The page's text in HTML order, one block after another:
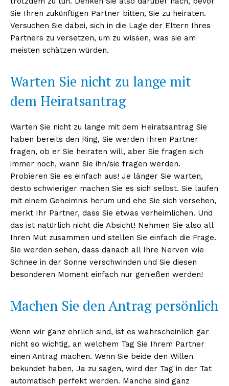
Sie Ihren zukünftigen Partner bitten, Sie zu heiraten.
Versuchen Sie dabei, sich in die Lage der Eltern Ihres
Partners zu versetzen, um zu wissen, was sie am
meisten schätzen würden.
Warten Sie nicht zu lange mit
dem Heiratsantrag
Warten Sie nicht zu lange mit dem Heiratsantrag Sie
haben bereits den Ring, Sie werden Ihren Partner
fragen, ob er Sie heiraten will, aber Sie fragen sich
immer noch, wann Sie ihn/sie fragen werden.
Probieren Sie es einfach aus! Je länger Sie warten,
desto schwieriger machen Sie es sich selbst. Sie laufen
mit einem Geheimnis herum und ehe Sie sich versehen,
merkt Ihr Partner, dass Sie etwas verheimlichen. Und
das ist natürlich nicht die Absicht! Nehmen Sie also all
Ihren Mut zusammen und stellen Sie einfach die Frage.
Sie werden sehen, dass danach all Ihre Nerven wie
Schnee in der Sonne verschwinden und Sie diesen
besonderen Moment einfach nur genießen werden!
Machen Sie den Antrag persönlich
Wenn wir ganz ehrlich sind, ist es wahrscheinlich gar
nicht so wichtig, an welchem Tag Sie Ihrem Partner
einen Antrag machen. Wenn Sie beide den Willen
bekundet haben, Ja zu sagen, wird der Tag in der Tat
automatisch perfekt werden. Manche sind ganz